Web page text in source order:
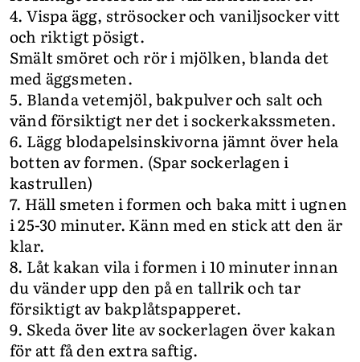
4. Vispa ägg, strösocker och vaniljsocker vitt
och riktigt pösigt.
Smält smöret och rör i mjölken, blanda det
med äggsmeten.
5. Blanda vetemjöl, bakpulver och salt och
vänd försiktigt ner det i sockerkakssmeten.
6. Lägg blodapelsinskivorna jämnt över hela
botten av formen. (Spar sockerlagen i
kastrullen)
7. Häll smeten i formen och baka mitt i ugnen
i 25-30 minuter. Känn med en stick att den är
klar.
8. Låt kakan vila i formen i 10 minuter innan
du vänder upp den på en tallrik och tar
försiktigt av bakplåtspapperet.
9. Skeda över lite av sockerlagen över kakan
för att få den extra saftig.